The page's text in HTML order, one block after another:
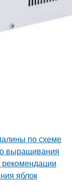
по схеме
выращивания
яблок